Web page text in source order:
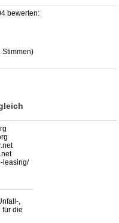
bewerten:
Stimmen)
| Staumelder L1204 ,4.0out of5
leasing/
,
für die